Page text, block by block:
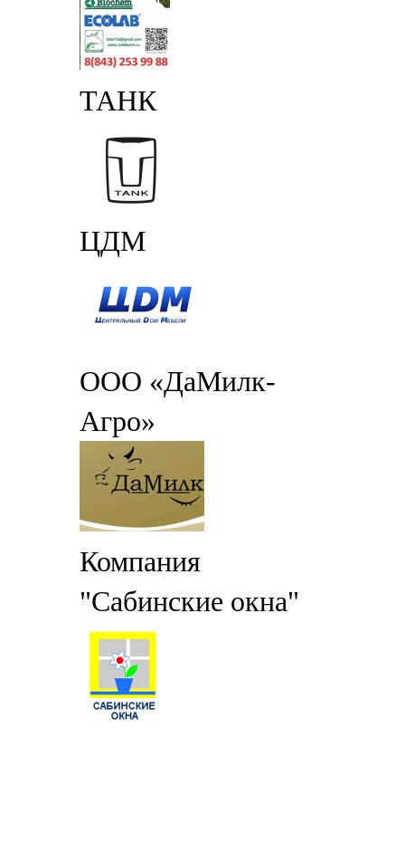
ТАНК
ЦДМ
ООО «ДаМилк-
Агро»
Компания
"Сабинские окна"